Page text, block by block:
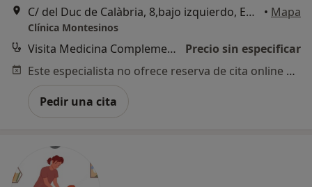
C/ del Duc de Calàbria, 8,bajo izquierdo, Ensanche, 46005 Valencia, Valencia • Mapa
Clínica Montesinos
Visita Medicina Complementaria y terapias alternativas
Precio sin especificar
Este especialista no ofrece reserva de cita online en esta dirección.
Pedir una cita